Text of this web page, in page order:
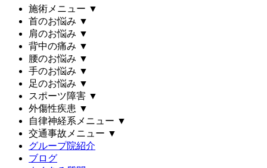
施術メニュー ▼
首のお悩み ▼
肩のお悩み ▼
背中の痛み ▼
腰のお悩み ▼
手のお悩み ▼
足のお悩み ▼
スポーツ障害 ▼
外傷性疾患 ▼
自律神経系メニュー ▼
交通事故メニュー ▼
グループ院紹介
ブログ